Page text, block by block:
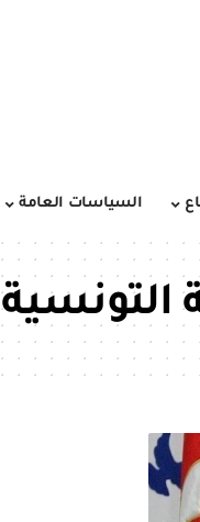
السياسات العامة
التونسية